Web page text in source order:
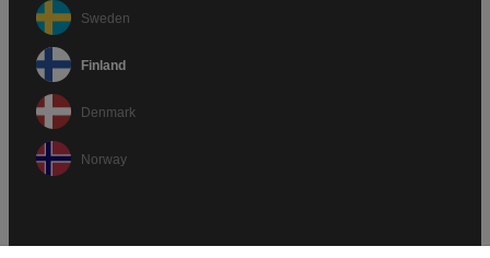
Sweden
Finland
Denmark
Norway